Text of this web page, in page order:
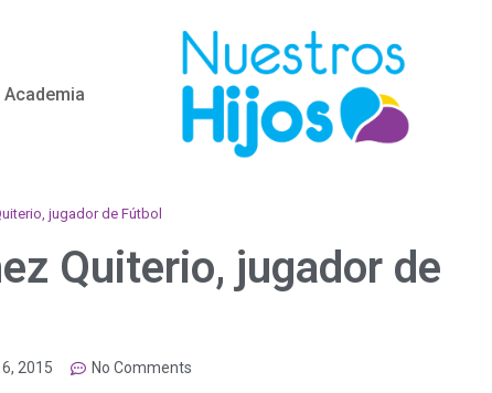
Academia
jugador de Fútbol
Quiterio, jugador de
2015 No Comments